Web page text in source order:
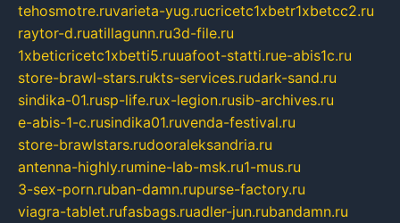
tehosmotre.ruvarieta-yug.rucricetc1xbetr1xbetcc2.ru
raytor-d.ruatillagunn.ru3d-file.ru
1xbeticricetc1xbetti5.ruuafoot-statti.rue-abis1c.ru
store-brawl-stars.rukts-services.rudark-sand.ru
sindika-01.rusp-life.rux-legion.rusib-archives.ru
e-abis-1-c.rusindika01.ruvenda-festival.ru
store-brawlstars.rudooraleksandria.ru
antenna-highly.rumine-lab-msk.ru1-mus.ru
3-sex-porn.ruban-damn.rupurse-factory.ru
viagra-tablet.rufasbags.ruadler-jun.rubandamn.ru